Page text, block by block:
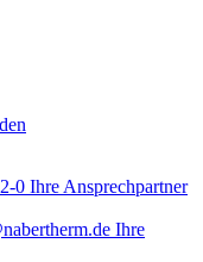
0 Ihre Ansprechpartner
Ihre